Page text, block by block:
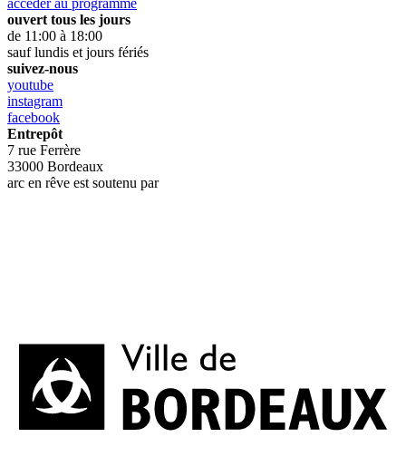
accéder au programme
ouvert tous les jours
de 11:00 à 18:00
sauf lundis et jours fériés
suivez-nous
youtube
instagram
facebook
Entrepôt
7 rue Ferrère
33000 Bordeaux
arc en rêve est soutenu par